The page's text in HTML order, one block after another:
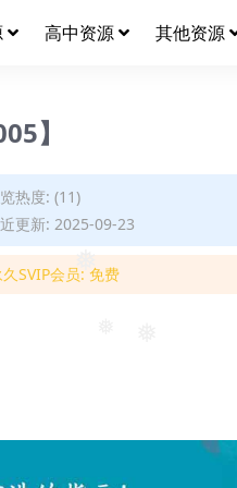
❅
❅ 高中资源 其他资源
】
热度: (11)
更新: 2025-09-23
久SVIP会员: 免费